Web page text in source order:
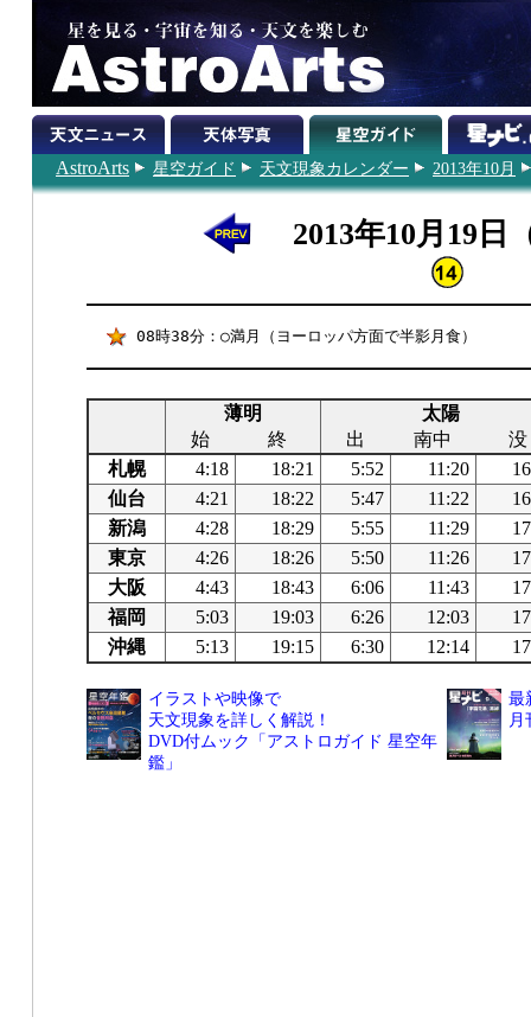
AstroArts 星空ガイド 天文現象カレンダー 2013年10月
2013年10月19日
08時38分：○満月（ヨーロッパ方面で半影月食）
薄明
太陽
始
終 出 南中
没
札幌
4:18 18:21 5:52 11:20
仙台
4:21 18:22 5:47 11:22
新潟
4:28 18:29 5:55 11:29
東京
4:26 18:26 5:50 11:26
大阪
4:43 18:43 6:06 11:43
福岡
5:03 19:03 6:26 12:03
沖縄
5:13 19:15 6:30 12:14
イラストや映像で
天文現象を詳しく解説！
DVD付ムック「アストロガイド 星空年
鑑」
最
月